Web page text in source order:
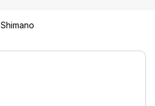
Shimano